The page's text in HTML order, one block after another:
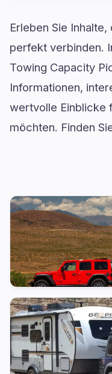
Erleben Sie
perfekt verbinden.
Towing Capacity
Informationen,
wertvolle Einblicke
möchten. Finden